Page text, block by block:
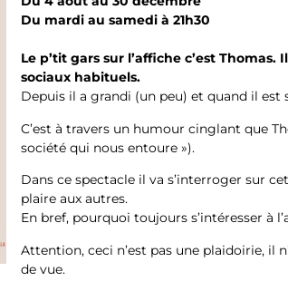
Du mardi au samedi à 21h30
Le p’tit gars sur l’affiche c’est
sociaux habituels.
Depuis il a grandi (un peu) et quand il
C’est à travers un humour cinglant que
société qui nous entoure »).
Dans ce spectacle il va s’interroger sur
plaire aux autres.
En bref, pourquoi toujours s’intéresser à
Attention, ceci n’est pas une plaidoirie, il
de vue.